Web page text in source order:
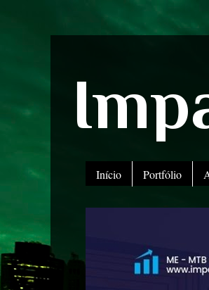
Início Portfólio